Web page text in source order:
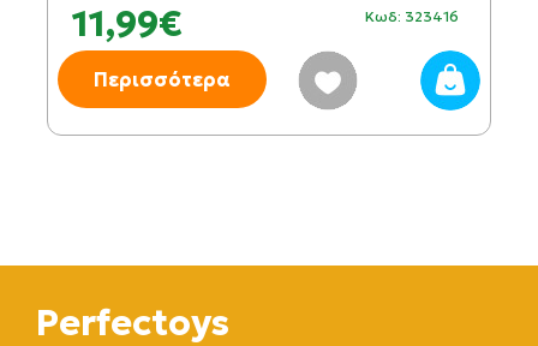
11,99€ Κωδ: 323416
Περισσότερα
Perfectoys